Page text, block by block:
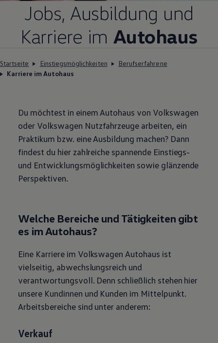
Jobs, Ausbildung und
Karriere im Autohaus
Startseite Einstiegsmöglichkeiten
Berufserfahrene
Karriere im Autohaus
Du möchtest in einem Autohaus von Volkswagen
oder Volkswagen Nutzfahrzeuge arbeiten, ein
Praktikum bzw. eine Ausbildung machen? Dann
findest du hier zahlreiche spannende Einstiegs-
und Entwicklungsmöglichkeiten sowie glänzende
Perspektiven.
Welche Bereiche und Tätigkeiten gibt
es im Autohaus?
Eine Karriere im Volkswagen Autohaus ist
vielseitig, abwechslungsreich und
verantwortungsvoll. Denn schließlich stehen hier
unsere Kundinnen und Kunden im Mittelpunkt.
Arbeitsbereiche sind unter anderem:
Verkauf